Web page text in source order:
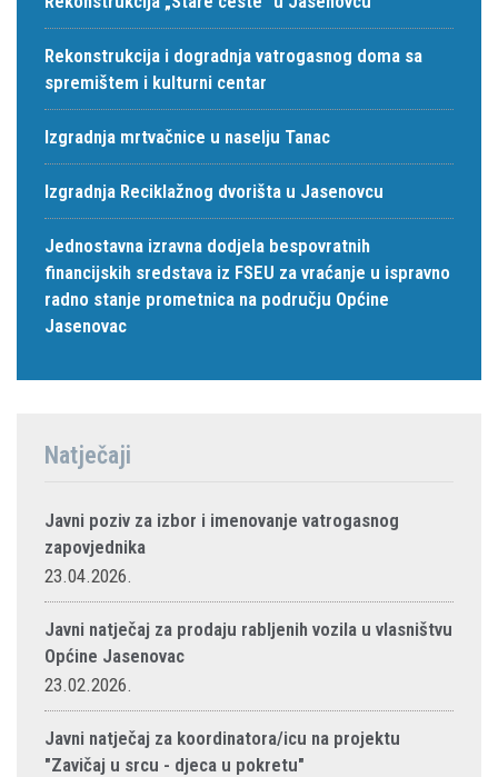
Rekonstrukcija i dogradnja vatrogasnog doma sa
spremištem i kulturni centar
Izgradnja mrtvačnice u naselju Tanac
Izgradnja Reciklažnog dvorišta u Jasenovcu
Jednostavna izravna dodjela bespovratnih
financijskih sredstava iz FSEU za vraćanje u ispravno
radno stanje prometnica na području Općine
Jasenovac
Natječaji
Javni poziv za izbor i imenovanje vatrogasnog
zapovjednika
23.04.2026.
Javni natječaj za prodaju rabljenih vozila u vlasništvu
Općine Jasenovac
23.02.2026.
Javni natječaj za koordinatora/icu na projektu
"Zavičaj u srcu - djeca u pokretu"